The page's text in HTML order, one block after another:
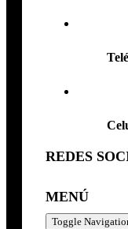
REDES
MENÚ
Toggle